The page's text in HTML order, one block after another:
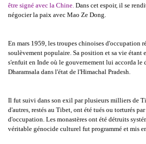
être signé avec la Chine. Dans cet espoir, il se
négocier la paix avec Mao Ze Dong.
En mars 1959, les troupes chinoises d'occupation
soulèvement populaire. Sa position et sa vie étant
s'enfuit en Inde où le gouvernement lui accorda le
Dharamsala dans l'état de l'Himachal Pradesh.
Il fut suivi dans son exil par plusieurs milliers de
d'autres, restés au Tibet, ont été tués ou torturés
d'occupation. Les monastères ont été détruits
véritable génocide culturel fut programmé et mis